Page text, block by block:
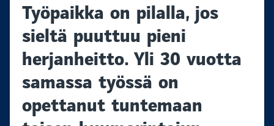
Työpaikka on pilalla, jos
sieltä puuttuu pieni
herjanheitto. Yli 30 vuotta
samassa työssä on
opettanut tuntemaan